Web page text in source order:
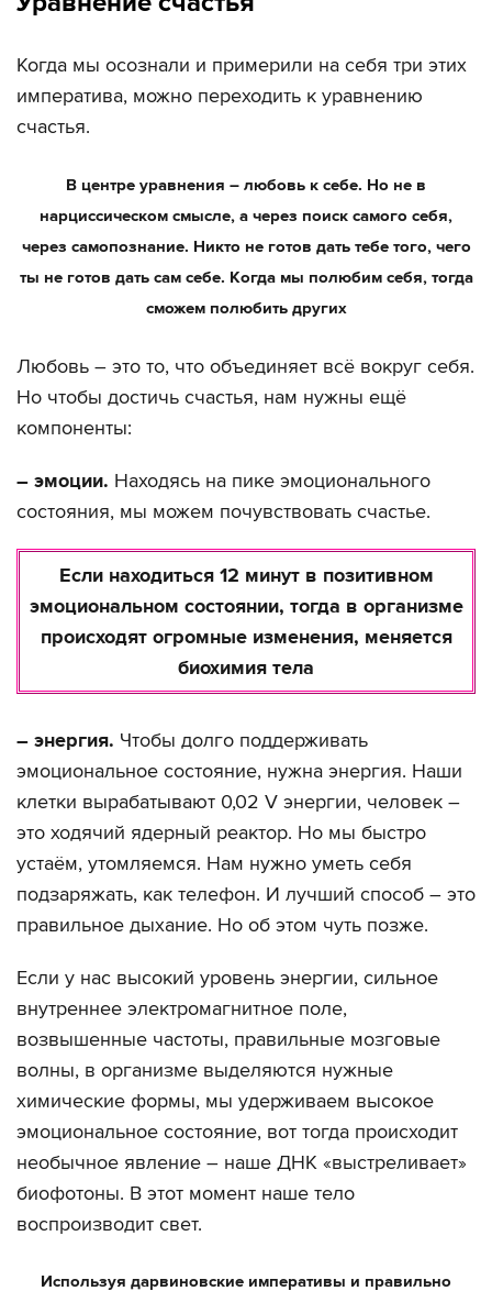
Когда мы осознали и примерили на себя три этих
императива, можно переходить к уравнению
счастья.
В центре уравнения – любовь к себе. Но не в
нарциссическом смысле, а через поиск самого себя,
через самопознание. Никто не готов дать тебе того, чего
ты не готов дать сам себе. Когда мы полюбим себя, тогда
сможем полюбить других
Любовь – это то, что объединяет всё вокруг себя.
Но чтобы достичь счастья, нам нужны ещё
компоненты:
– эмоции. Находясь на пике эмоционального
состояния, мы можем почувствовать счастье.
Если находиться 12 минут в позитивном
эмоциональном состоянии, тогда в организме
происходят огромные изменения, меняется
биохимия тела
– энергия. Чтобы долго поддерживать
эмоциональное состояние, нужна энергия. Наши
клетки вырабатывают 0,02 V энергии, человек –
это ходячий ядерный реактор. Но мы быстро
устаём, утомляемся. Нам нужно уметь себя
подзаряжать, как телефон. И лучший способ – это
правильное дыхание. Но об этом чуть позже.
Если у нас высокий уровень энергии, сильное
внутреннее электромагнитное поле,
возвышенные частоты, правильные мозговые
волны, в организме выделяются нужные
химические формы, мы удерживаем высокое
эмоциональное состояние, вот тогда происходит
необычное явление – наше ДНК «выстреливает»
биофотоны. В этот момент наше тело
воспроизводит свет.
Используя дарвиновские императивы и правильно